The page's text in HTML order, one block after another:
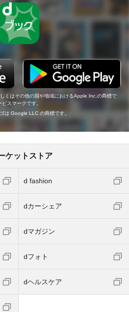
くはその他の国や地域におけるApple Inc.の商標で
スマークです。
は Google LLC の商標です。
ケットストア
d fashion
dカーシェア
dマガジン
dフォト
dヘルスケア